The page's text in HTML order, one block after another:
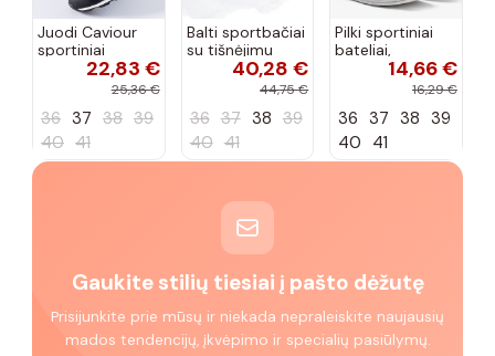
Juodi Caviour
sportiniai
sportbačiai22,83 €
25,36 €
36 37 38 39
40 41
Balti sportbačiai
su tišnėjimu
Peyton40,28 €
44,75 €
36 37 38 39
40 41
Pilki sportiniai
bateliai,
„Justice"14,66 €
16,29 €
36 37 38 39
40 41
Gaukite stilių tiesiai į pašto dėžutę
Prisijunkite prie mūsų ir niekada nepraleiskite naujausių
mados tendencijų, įkvėpimo ir specialių pasiūlymų.